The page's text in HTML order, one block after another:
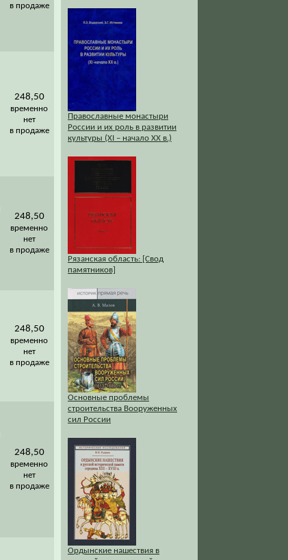
в продаже
248,50
временно
нет
в продаже
248,50
временно
нет
в продаже
248,50
временно
нет
в продаже
248,50
временно
нет
в продаже
Православные монастыри
России и их роль в развитии
культуры (XI – начало XX в.)
Рязанская область: [Свод
памятников]
Основные проблемы
строительства Вооруженных
сил России
Ордынские нашествия в